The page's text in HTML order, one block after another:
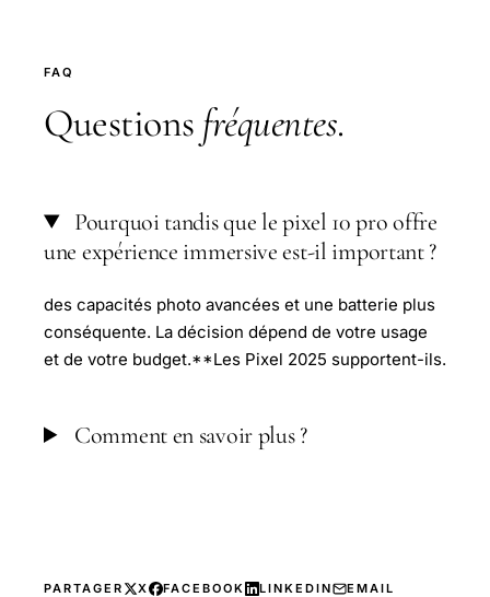
FAQ
Questions fréquentes.
Pourquoi tandis que le pixel 10 pro offre
une expérience immersive est-il important ?
des capacités photo avancées et une batterie plus
conséquente. La décision dépend de votre usage
et de votre budget.**Les Pixel 2025 supportent-ils.
Comment en savoir plus ?
PARTAGER X FACEBOOK LINKEDIN EMAIL